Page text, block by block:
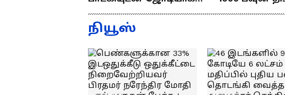
கல்யாணத்துக்கு வந்த
ஜெயம் ரவி!.....வைரல்
வீடியோ !
ரொக்கம்
நியூஸ்